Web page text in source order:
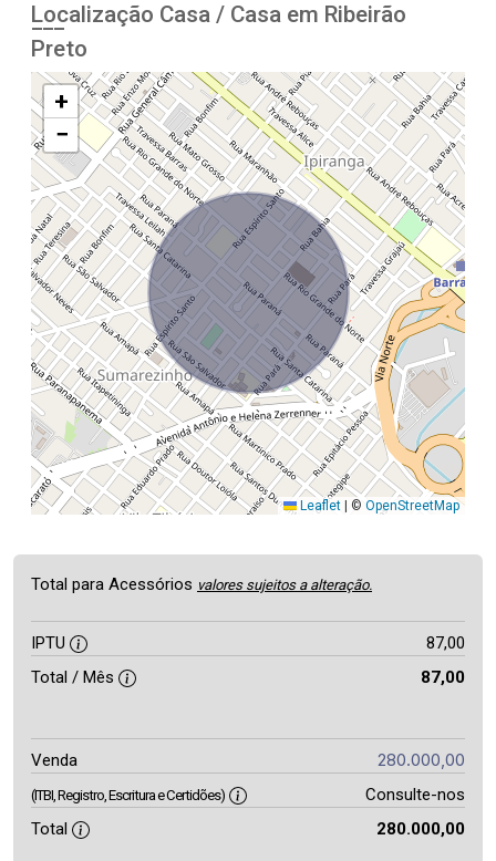
Localização Casa / Casa em Ribeirão
Preto
+
−
Leaflet © OpenStreetMap
Total para Acessórios valores sujeitos a alteração.
IPTU
87,00
Total / Mês
87,00
Venda 280.000,00
(ITBI, Registro, Escritura e Certidões)
Consulte-nos
Total
280.000,00